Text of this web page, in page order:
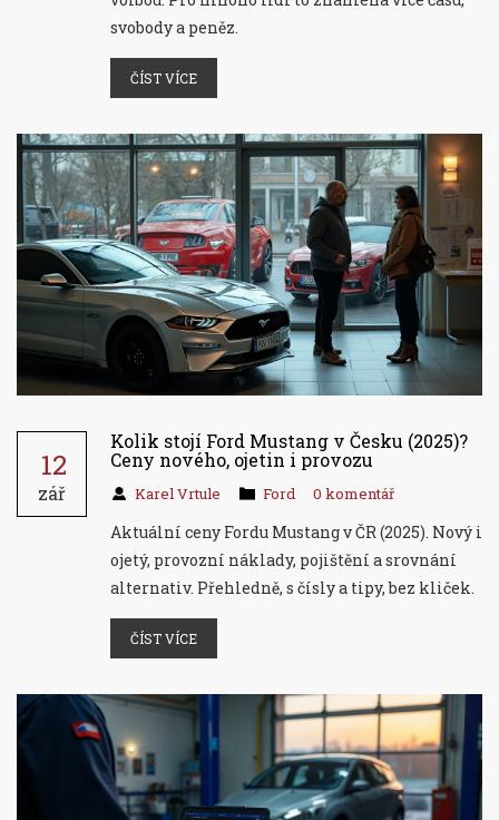
svobody a peněz.
ČÍST VÍCE
12
zář
Kolik stojí Ford Mustang v Česku (2025)?
Ceny nového, ojetin i provozu
Karel Vrtule Ford 0 komentář
Aktuální ceny Fordu Mustang v ČR (2025). Nový i
ojetý, provozní náklady, pojištění a srovnání
alternativ. Přehledně, s čísly a tipy, bez kliček.
ČÍST VÍCE